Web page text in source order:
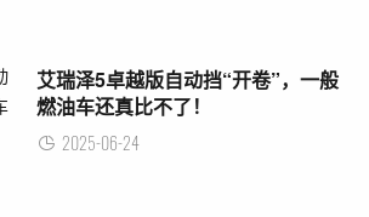
艾瑞泽5卓越版自动挡“开卷”，一般
燃油车还真比不了！
2025-06-24